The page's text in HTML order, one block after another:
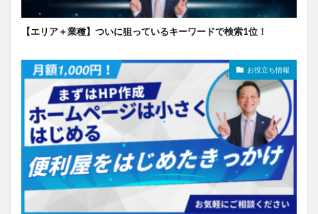
【エリア＋業種】ついに狙っているキーワードで検索1位！
お役立ち情報